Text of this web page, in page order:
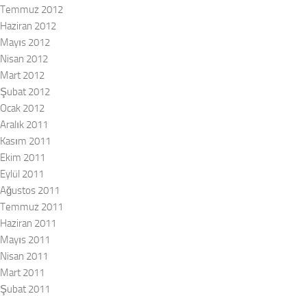
Temmuz 2012
Haziran 2012
Mayıs 2012
Nisan 2012
Mart 2012
Şubat 2012
Ocak 2012
Aralık 2011
Kasım 2011
Ekim 2011
Eylül 2011
Ağustos 2011
Temmuz 2011
Haziran 2011
Mayıs 2011
Nisan 2011
Mart 2011
Şubat 2011